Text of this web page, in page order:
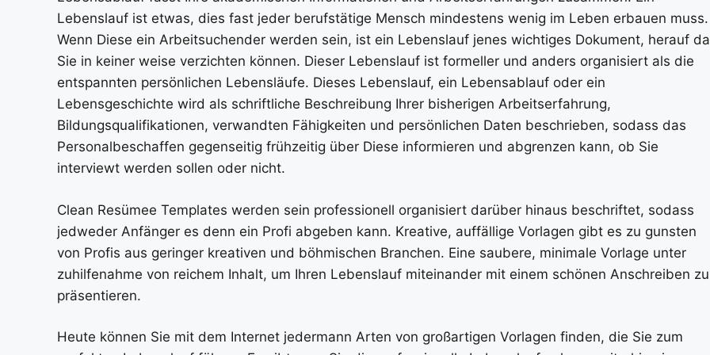
Lebenslauf ist etwas, dies fast jeder berufstätige Mensch mindestens wenig im Leben erbauen muss.
Wenn Diese ein Arbeitsuchender werden sein, ist ein Lebenslauf jenes wichtiges Dokument, herauf
Sie in keiner weise verzichten können. Dieser Lebenslauf ist formeller und anders organisiert als die
entspannten persönlichen Lebensläufe. Dieses Lebenslauf, ein Lebensablauf oder ein
Lebensgeschichte wird als schriftliche Beschreibung Ihrer bisherigen Arbeitserfahrung,
Bildungsqualifikationen, verwandten Fähigkeiten und persönlichen Daten beschrieben, sodass das
Personalbeschaffen gegenseitig frühzeitig über Diese informieren und abgrenzen kann, ob Sie
interviewt werden sollen oder nicht.
Clean Resümee Templates werden sein professionell organisiert darüber hinaus beschriftet, sodass
jedweder Anfänger es denn ein Profi abgeben kann. Kreative, auffällige Vorlagen gibt es zu gunsten
von Profis aus geringer kreativen und böhmischen Branchen. Eine saubere, minimale Vorlage unter
zuhilfenahme von reichem Inhalt, um Ihren Lebenslauf miteinander mit einem schönen Anschreiben zu
präsentieren.
Heute können Sie mit dem Internet jedermann Arten von großartigen Vorlagen finden, die Sie zum